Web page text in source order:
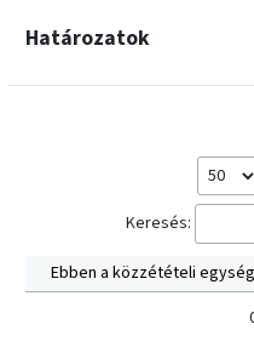
Határozatok
Keresés:
Ebben a közzétételi